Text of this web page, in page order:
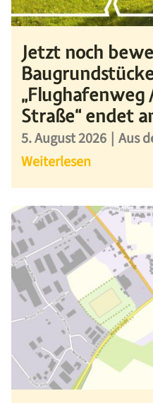
Jetzt noch
Straße“ endet
5. August 2026 | Aus
Weiterlesen